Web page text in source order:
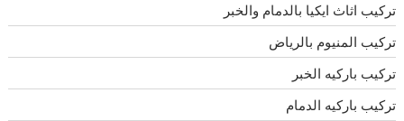
تركيب اثاث ايكيا بالدمام والخبر
تركيب المنيوم بالرياض
تركيب باركيه الخبر
تركيب باركيه الدمام